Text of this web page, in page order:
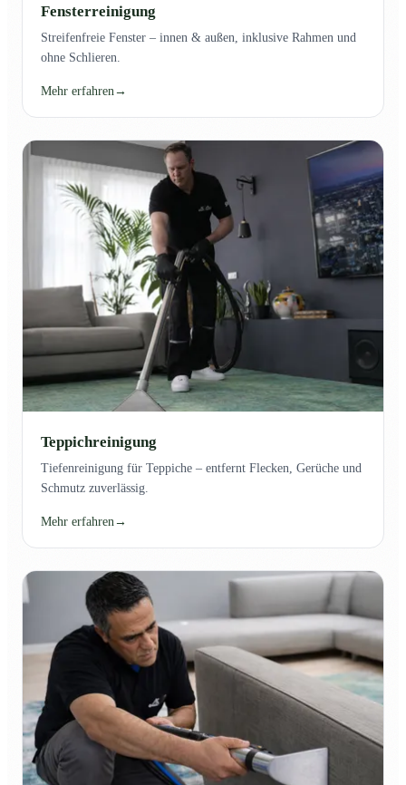
Fensterreinigung
Streifenfreie Fenster – innen & außen, inklusive Rahmen und
ohne Schlieren.
Mehr erfahren→
Teppichreinigung
Tiefenreinigung für Teppiche – entfernt Flecken, Gerüche und
Schmutz zuverlässig.
Mehr erfahren →